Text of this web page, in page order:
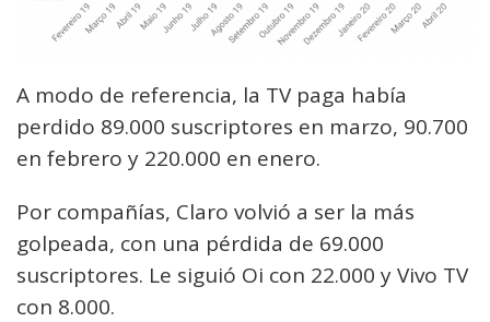
A modo de referencia, la TV paga había
perdido 89.000 suscriptores en marzo, 90.700
en febrero y 220.000 en enero.
Por compañías, Claro volvió a ser la más
golpeada, con una pérdida de 69.000
suscriptores. Le siguió Oi con 22.000 y Vivo TV
con 8.000.